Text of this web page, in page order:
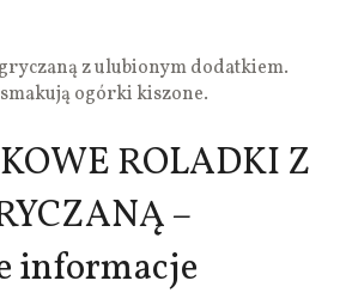
z ulubionym dodatkiem.
ogórki kiszone.
ROLADKI Z
–
informacje